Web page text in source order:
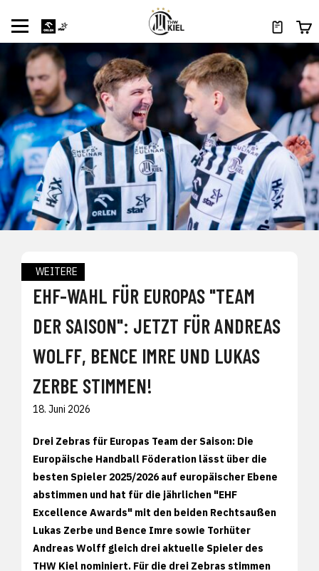
WEITERE
EHF-WAHL FÜR EUROPAS "TEAM
DER SAISON": JETZT FÜR ANDREAS
WOLFF, BENCE IMRE UND LUKAS
ZERBE STIMMEN!
18. Juni 2026
Drei Zebras für Europas Team der Saison: Die
Europäische Handball Föderation lässt über die
besten Spieler 2025/2026 auf europäischer Ebene
abstimmen und hat für die jährlichen "EHF
Excellence Awards" mit den beiden Rechtsaußen
Lukas Zerbe und Bence Imre sowie Torhüter
Andreas Wolff gleich drei aktuelle Spieler des
THW Kiel nominiert. Für die drei Zebras stimmen